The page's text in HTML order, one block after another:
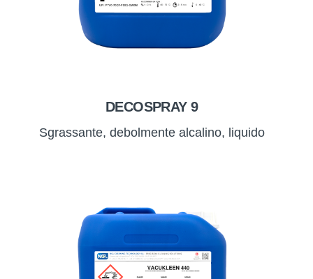
DECOSPRAY 9
Sgrassante, debolmente alcalino, liquido